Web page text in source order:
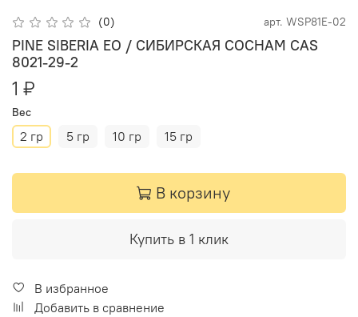
(0) арт. WSP81E-02
PINE SIBERIA EO / СИБИРСКАЯ СОСНАМ CAS
8021-29-2
1 ₽
Вес
2 гр 5 гр 10 гр 15 гр
В корзину
Купить в 1 клик
В избранное
Добавить в сравнение